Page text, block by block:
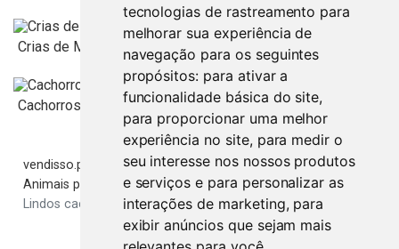
tecnologias de rastreamento para
melhorar sua experiência de
navegação para os seguintes
propósitos: para ativar a
funcionalidade básica do site,
para proporcionar uma melhor
experiência no site, para medir o
seu interesse nos nossos produtos
e serviços e para personalizar as
interações de marketing, para
exibir anúncios que sejam mais
Crias de Maine Coon com pedigree registado
TROCO
Cachorros Bulldog Francês
vendisso.pt Resultados
Animais
Animais para Adopção
Lindos cachorros de cacatua-de-crista-limão